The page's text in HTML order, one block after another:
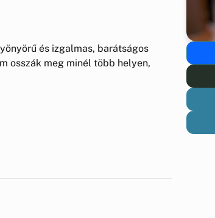
és izgalmas, barátságos
osszák meg minél több helyen,